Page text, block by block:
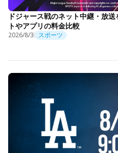
ドジャース戦のネット中継・放
トやアプリの料金比較
2026/8/3 スポーツ